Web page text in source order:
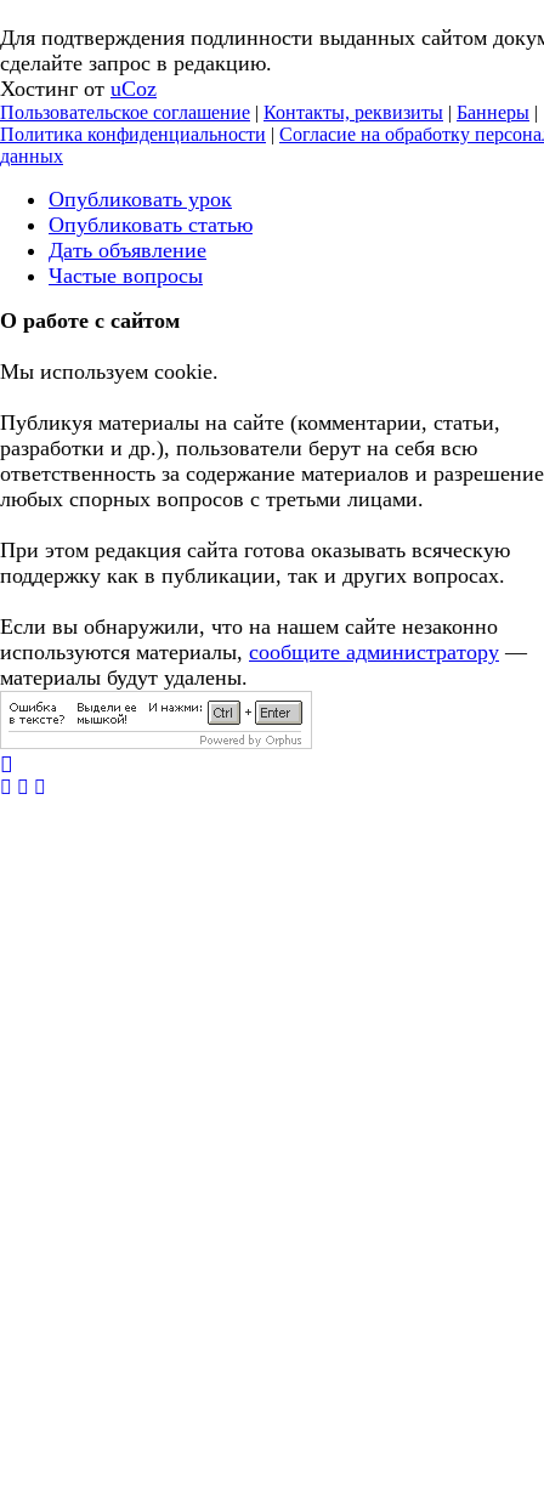
Для подтверждения подлинности выданных сайтом
сделайте запрос в редакцию.
Хостинг от uCoz
Пользовательское соглашение | Контакты, реквизиты | Баннеры |
Политика конфиденциальности | Согласие на обработку
данных
Опубликовать урок
Опубликовать статью
Дать объявление
Частые вопросы
О работе с сайтом
Мы используем cookie.
Публикуя материалы на сайте (комментарии, статьи,
разработки и др.), пользователи берут на себя всю
ответственность за содержание материалов и разрешение
любых спорных вопросов с третьми лицами.
При этом редакция сайта готова оказывать всяческую
поддержку как в публикации, так и других вопросах.
Если вы обнаружили, что на нашем сайте незаконно
используются материалы, сообщите администратору —
материалы будут удалены.